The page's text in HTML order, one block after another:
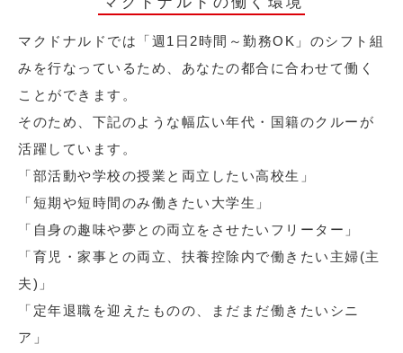
マクドナルドでは「週1日2時間～勤務OK」のシフト組
みを行なっているため、あなたの都合に合わせて働く
ことができます。
そのため、下記のような幅広い年代・国籍のクルーが
活躍しています。
「部活動や学校の授業と両立したい高校生」
「短期や短時間のみ働きたい大学生」
「自身の趣味や夢との両立をさせたいフリーター」
「育児・家事との両立、扶養控除内で働きたい主婦(主
夫)」
「定年退職を迎えたものの、まだまだ働きたいシニ
ア」